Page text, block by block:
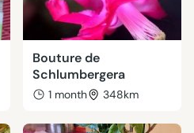
Bouture de
Schlumbergera
1 month 348km